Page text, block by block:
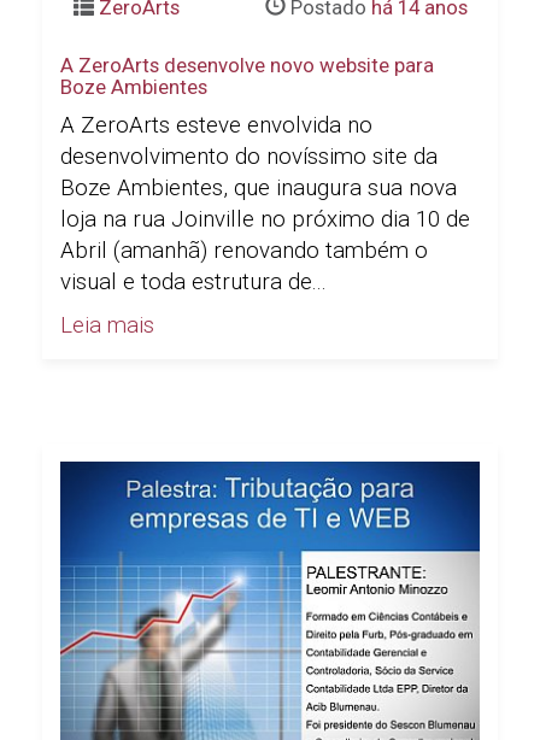
ZeroArts Postado há 14 anos
A ZeroArts desenvolve novo website para
Boze Ambientes
A ZeroArts esteve envolvida no
desenvolvimento do novíssimo site da
Boze Ambientes, que inaugura sua nova
loja na rua Joinville no próximo dia 10 de
Abril (amanhã) renovando também o
visual e toda estrutura de...
Leia mais